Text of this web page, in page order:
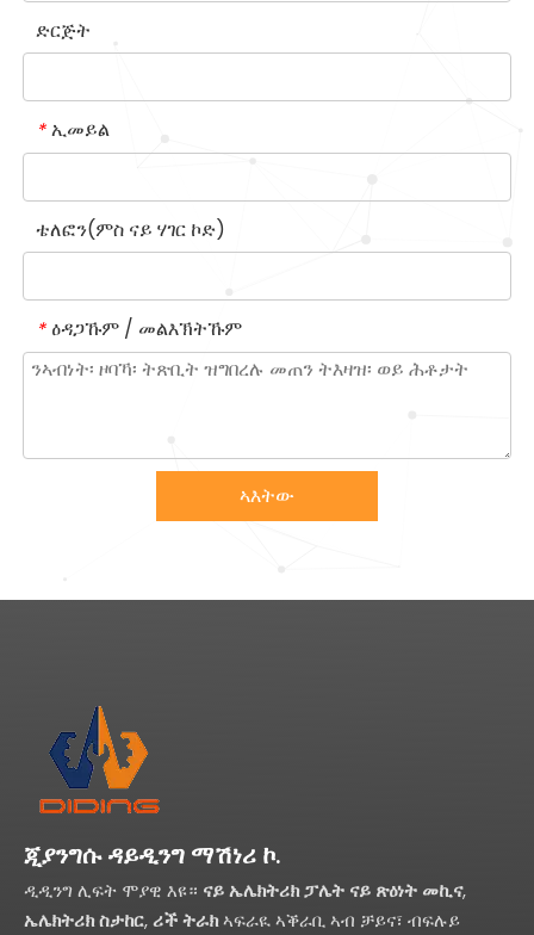
ድርጅት
* ኢመይል
ቴለፎን(ምስ ናይ ሃገር ኮድ)
* ዕዳጋኹም / መልእኽትኹም
ኣእትው
ጂያንግሱ ዳይዲንግ ማሽነሪ ኮ.
ዲዲንግ ሊፍት ሞያዊ እዩ። ናይ ኤሌክትሪክ ፓሌት ናይ ጽዕነት መኪና,
ኤሌክትሪክ ስታከር,ሪች ትራክኣፍራዪ ኣቕራቢ ኣብ ቻይና፣ ብፍሉይ